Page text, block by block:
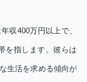
収400万円以上で、
を指します。彼らは
生活を求める傾向が